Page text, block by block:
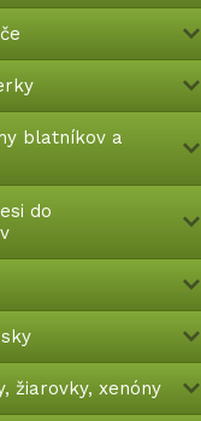
blatníkov a
do
žiarovky, xenóny